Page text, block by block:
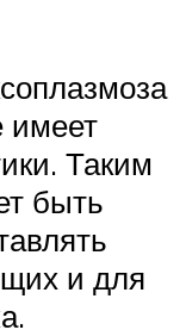
имеет
Таким
быть
и для